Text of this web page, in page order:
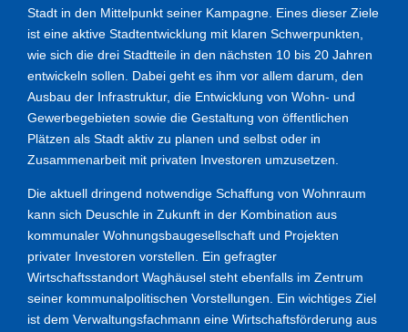
Stadt in den Mittelpunkt seiner Kampagne. Eines dieser Ziele
ist eine aktive Stadtentwicklung mit klaren Schwerpunkten,
wie sich die drei Stadtteile in den nächsten 10 bis 20 Jahren
entwickeln sollen. Dabei geht es ihm vor allem darum, den
Ausbau der Infrastruktur, die Entwicklung von Wohn- und
Gewerbegebieten sowie die Gestaltung von öffentlichen
Plätzen als Stadt aktiv zu planen und selbst oder in
Zusammenarbeit mit privaten Investoren umzusetzen.
Die aktuell dringend notwendige Schaffung von Wohnraum
kann sich Deuschle in Zukunft in der Kombination aus
kommunaler Wohnungsbaugesellschaft und Projekten
privater Investoren vorstellen. Ein gefragter
Wirtschaftsstandort Waghäusel steht ebenfalls im Zentrum
seiner kommunalpolitischen Vorstellungen. Ein wichtiges Ziel
ist dem Verwaltungsfachmann eine Wirtschaftsförderung aus